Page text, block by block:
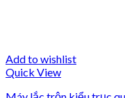
Add to wishlist
Quick View